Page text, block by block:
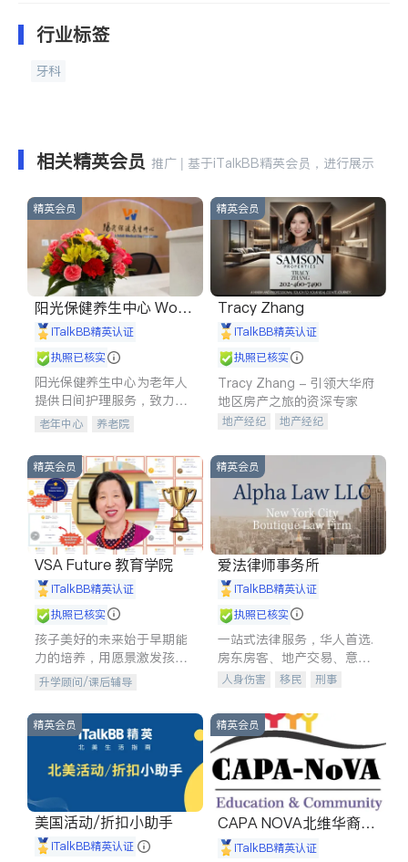
行业标签
牙科
相关精英会员 推广 | 基于iTalkBB精英会员，进行展示
精英会员
阳光保健养生中心 World
shine
iTalkBB精英认证
执照已核实
阳光保健养生中心为老年人
提供日间护理服务，致力于
通过持续的护理创新来有效
老年中心 养老院
精英会员
Tracy Zhang
iTalkBB精英认证
执照已核实
Tracy Zhang - 引领大华府
地区房产之旅的资深专家
地产经纪
地产经纪
商铺租售
精英会员
VSA Future 教育学院
iTalkBB精英认证
执照已核实
孩子美好的未来始于早期能
力的培养，用愿景激发孩子
的学习潜力和动力。理念：
拥有成长型心态是成功的基
石。
升学顾问/课后辅导
精英会员
爱法律师事务所
iTalkBB精英认证
执照已核实
一站式法律服务，华人首选.
房东房客、地产交易、意外
伤害、车祸重伤、商业诉
建筑合同、刑事案件全包办
人身伤害 移民
刑事
信托/遗嘱
商业
索赔
律师-其它 保释
精英会员
美国活动/折扣小助手
iTalkBB精英认证
精英会员
CAPA NOVA北维华裔家
长会iTalkBB精英认证